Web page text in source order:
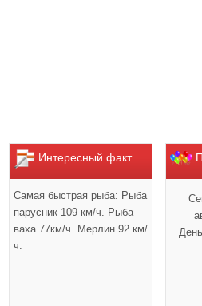
Интересный факт
Самая быстрая рыба: Рыба
парусник 109 км/ч. Рыба
ваха 77км/ч. Мерлин 92 км/
ч.